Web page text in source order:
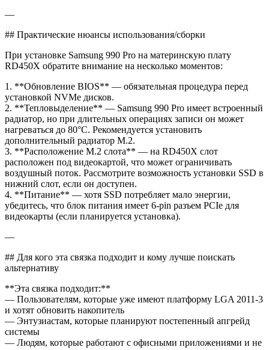
—
## Практические нюансы использования/сборки
При установке Samsung 990 Pro на материнскую плату
RD450X обратите внимание на несколько моментов:
1. **Обновление BIOS** — обязательная процедура перед
установкой NVMe дисков.
2. **Тепловыделение** — Samsung 990 Pro имеет встроенный
радиатор, но при длительных операциях записи он может
нагреваться до 80°C. Рекомендуется установить
дополнительный радиатор M.2.
3. **Расположение M.2 слота** — на RD450X слот
расположен под видеокартой, что может ограничивать
воздушный поток. Рассмотрите возможность установки SSD в
нижний слот, если он доступен.
4. **Питание** — хотя SSD потребляет мало энергии,
убедитесь, что блок питания имеет 6-pin разъем PCIe для
видеокарты (если планируется установка).
—
## Для кого эта связка подходит и кому лучше поискать
альтернативу
**Эта связка подходит:**
— Пользователям, которые уже имеют платформу LGA 2011-3
и хотят обновить накопитель
— Энтузиастам, которые планируют постепенный апгрейд
системы
— Людям, которые работают с офисными приложениями и не